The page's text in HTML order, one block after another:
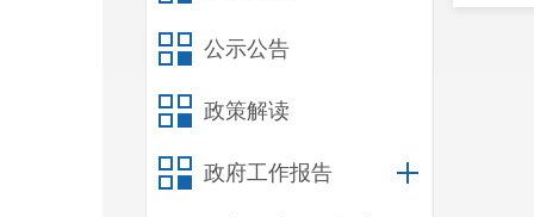
公示公告
政策解读
政府工作报告